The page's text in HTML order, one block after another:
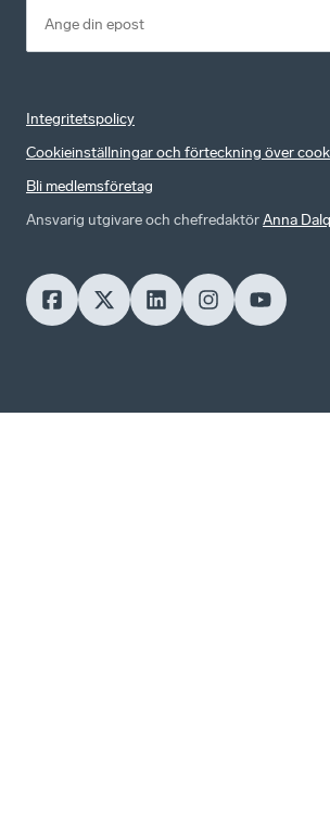
Integritetspolicy
Cookieinställningar och förteckning över
Bli medlemsföretag
Ansvarig utgivare och chefredaktörAnna